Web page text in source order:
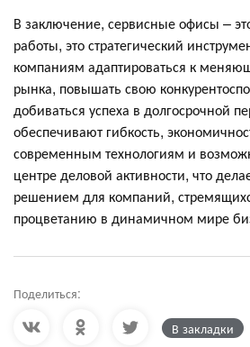
В заключение, сервисные офисы –
работы, это стратегический
компаниям адаптироваться к
рынка, повышать свою
добиваться успеха в долгосрочной
обеспечивают гибкость,
современным технологиям и
центре деловой активности, что
решением для компаний,
процветанию в динамичном мире
Поделиться:
В закладки